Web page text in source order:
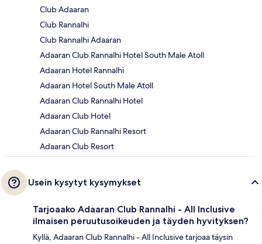
Club Adaaran
Club Rannalhi
Club Rannalhi Adaaran
Adaaran Club Rannalhi Hotel South Male Atoll
Adaaran Hotel Rannalhi
Adaaran Hotel South Male Atoll
Adaaran Club Rannalhi Hotel
Adaaran Club Hotel
Adaaran Club Rannalhi Resort
Adaaran Club Resort
Usein kysytyt kysymykset
Tarjoaako Adaaran Club Rannalhi - All Inclusive
ilmaisen peruutusoikeuden ja täyden hyvityksen?
Kyllä, Adaaran Club Rannalhi - All Inclusive tarjoaa täysin